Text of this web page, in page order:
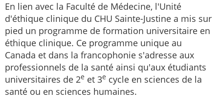
En lien avec la Faculté de Médecine, l'Unité
d'éthique clinique du CHU Sainte-Justine a mis sur
pied un programme de formation universitaire en
éthique clinique. Ce programme unique au
Canada et dans la francophonie s'adresse aux
professionnels de la santé ainsi qu'aux étudiants
universitaires de 2e et 3e cycle en sciences de la
santé ou en sciences humaines.